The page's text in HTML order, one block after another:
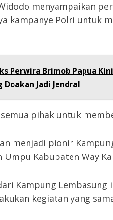
menyampaikan
kampanye Polri untuk
Perwira Brimob Papua
Jadi Jendral
pihak untuk
menjadi pionir
Kabupaten Way
Kampung
kegiatan yang